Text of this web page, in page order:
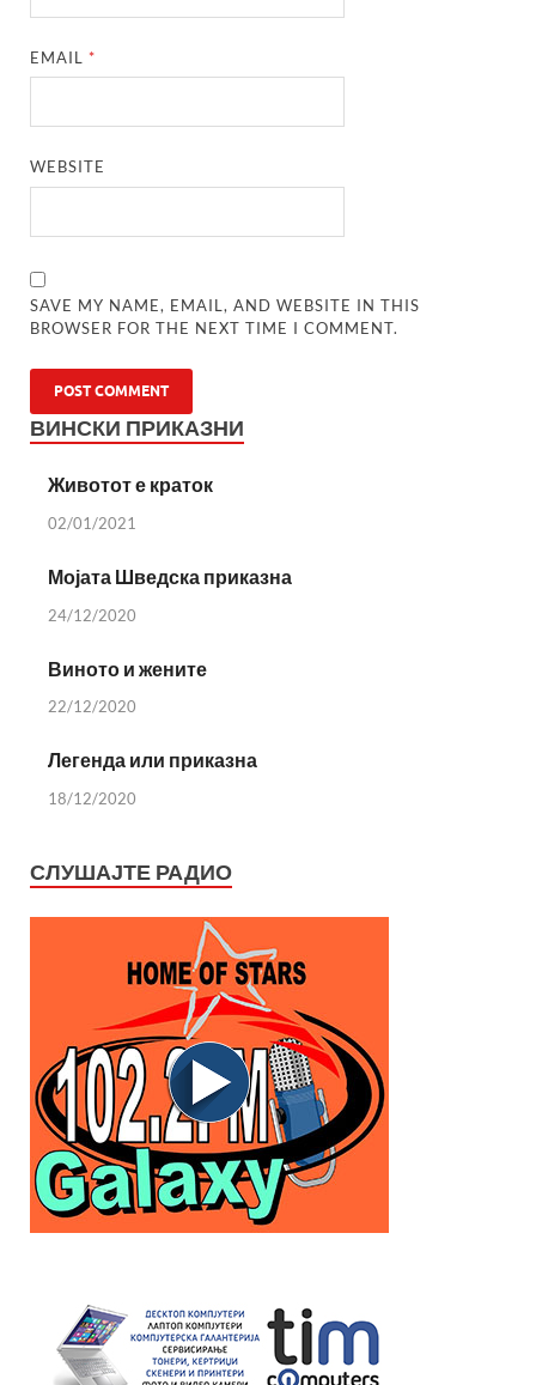
EMAIL*
WEBSITE
SAVE MY NAME, EMAIL, AND WEBSITE IN THIS
BROWSER FOR THE NEXT TIME I COMMENT.
ВИНСКИ ПРИКАЗНИ
Животот е краток
02/01/2021
Мојата Шведска приказна
24/12/2020
Виното и жените
22/12/2020
Легенда или приказна
18/12/2020
СЛУШАЈТЕ РАДИО